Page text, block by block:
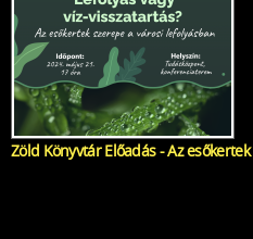
Zöld Könyvtár Előadás - Az